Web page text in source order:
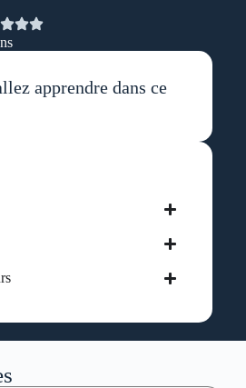
apprendre dans ce